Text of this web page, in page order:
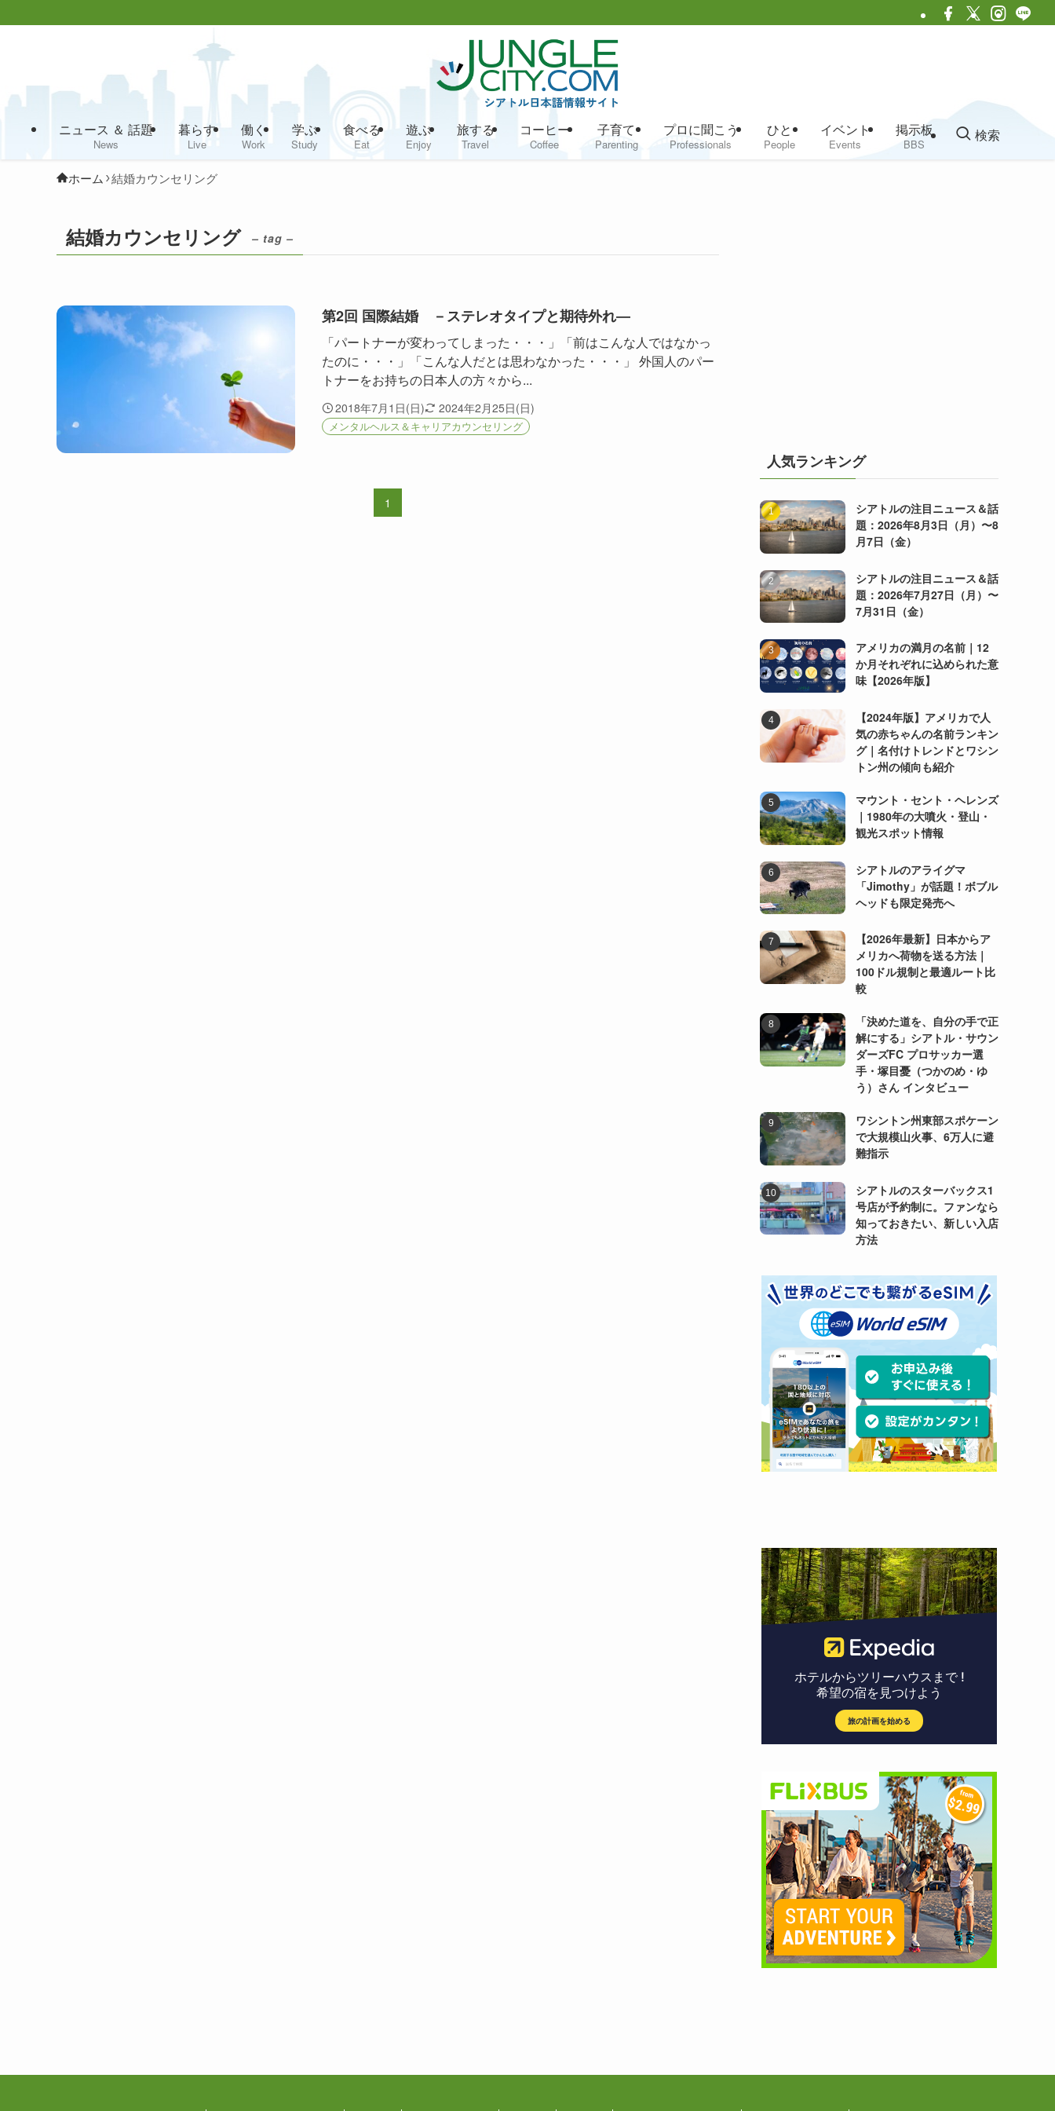
ニュース ＆ 話題
News
暮らす
Live
働く
Work
学ぶ
Study
食べる
Eat
遊ぶ
Enjoy
旅する
Travel
コーヒー
Coffee
子育て
Parenting
プロに聞こう
Professionals
ひと
People
イベント
Events
掲示板
BBS
検索
ホーム 結婚カウンセリング
結婚カウンセリング – tag –
第2回 国際結婚 －ステレオタイプと期待外れ―
「パートナーが変わってしまった・・・」「前はこんな人ではなかっ
たのに・・・」「こんな人だとは思わなかった・・・」 外国人のパー
トナーをお持ちの日本人の方々から...
2018年7月1日(日) 2024年2月25日(日)
メンタルヘルス＆キャリアカウンセリング
1
人気ランキング
シアトルの注目ニュース＆話
題：2026年8月3日（月）〜8
月7日（金）
シアトルの注目ニュース＆話
題：2026年7月27日（月）〜
7月31日（金）
アメリカの満月の名前｜12
か月それぞれに込められた意
味【2026年版】
【2024年版】アメリカで人
気の赤ちゃんの名前ランキン
グ｜名付けトレンドとワシン
トン州の傾向も紹介
マウント・セント・ヘレンズ
｜1980年の大噴火・登山・
観光スポット情報
シアトルのアライグマ
「Jimothy」が話題！ボブル
ヘッドも限定発売へ
【2026年最新】日本からア
メリカへ荷物を送る方法｜
100ドル規制と最適ルート比
較
「決めた道を、自分の手で正
解にする」シアトル・サウン
ダーズFC プロサッカー選
手・塚目憂（つかのめ・ゆ
う）さん インタビュー
ワシントン州東部スポケーン
で大規模山火事、6万人に避
難指示
シアトルのスターバックス1
号店が予約制に。ファンなら
知っておきたい、新しい入店
方法